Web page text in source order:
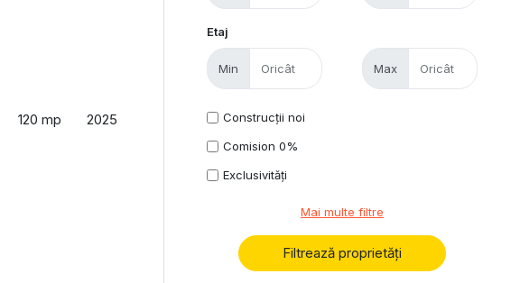
120 mp 2025
Etaj
Min Max
Construcții noi
Comision 0%
Exclusivități
Mai multe filtre